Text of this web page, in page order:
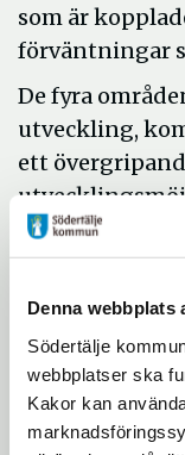
Denna webbplats
Södertälje
webbplatser ska
Kakor kan
som är
förväntningar
De fyra
utveckling,
ett
växelspel
de tänkta att
Södertälje
olika
Följande text
hur vi ser på